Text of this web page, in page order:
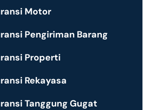
Motor
Pengiriman Barang
Properti
Rekayasa
Tanggung Gugat